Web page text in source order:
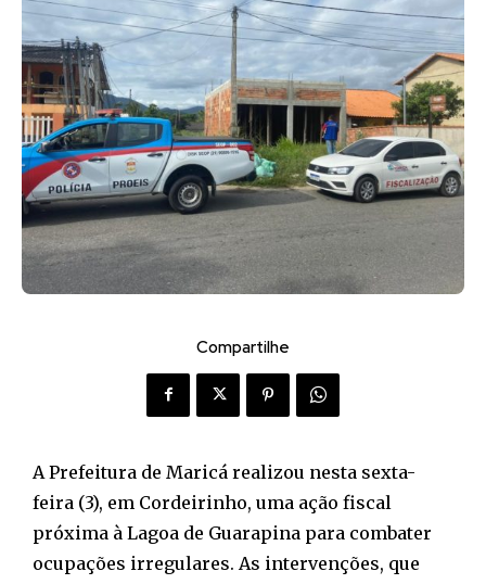
Compartilhe
A Prefeitura de Maricá realizou nesta sexta-
feira (3), em Cordeirinho, uma ação fiscal
próxima à Lagoa de Guarapina para combater
ocupações irregulares. As intervenções, que